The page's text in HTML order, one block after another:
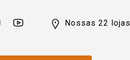
Nossas 22 lojas